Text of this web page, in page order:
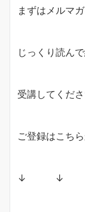
まずはメルマ
じっくり読ん
受講してくださ
ご登録はこちら
↓ ↓